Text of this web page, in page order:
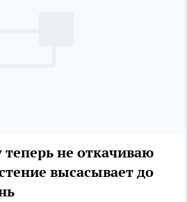
не откачиваю
высасывает до